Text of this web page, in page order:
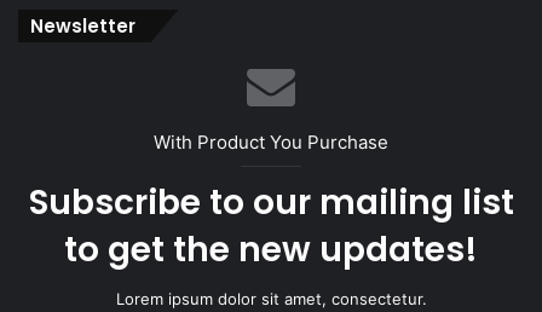
Newsletter
With Product You Purchase
Subscribe to our mailing list
to get the new updates!
Lorem ipsum dolor sit amet, consectetur.